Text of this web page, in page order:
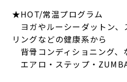
★HOT/常温プログラム
ヨガやルーシーダットン、
リングなどの健康系から
背骨コンディショニング、
エアロ・ステップ・